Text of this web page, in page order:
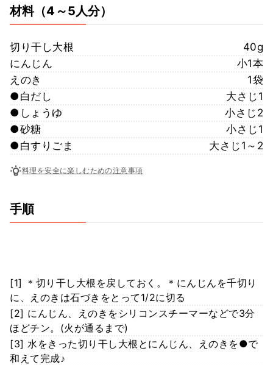
材料（4～5人分）
切り干し大根
40g
にんじん
小1本
えのき
1袋
●白だし
大さじ1
●しょうゆ
小さじ2
●砂糖
小さじ1
●白すりごま
大さじ1～2
料理を安全に楽しむための注意事項
手順
[1] ＊切り干し大根を戻しておく。＊にんじんを千切り
に、えのきは石づきをとって1/2に切る
[2] にんじん、えのきをシリコンスチーマーなどで3分
ほどチン。(火が通るまで)
[3] 水をきった切り干し大根とにんじん、えのきを●で
和えて完成♪